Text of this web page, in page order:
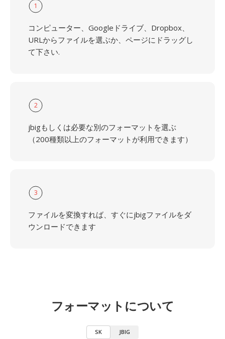
1
コンピューター、Googleドライブ、Dropbox、
URLからファイルを選ぶか、ページにドラッグし
て下さい.
2
jbigもしくは必要な別のフォーマットを選ぶ
（200種類以上のフォーマットが利用できます）
3
ファイルを変換すれば、すぐにjbigファイルをダ
ウンロードできます
フォーマットについて
SK JBIG